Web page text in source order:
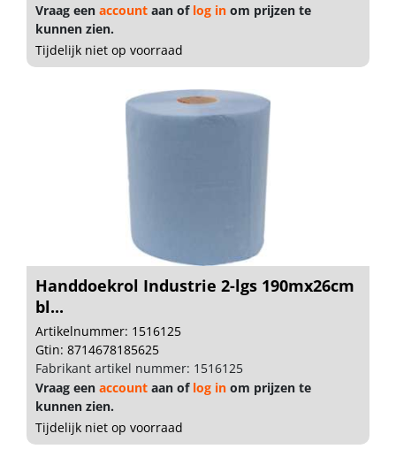
Vraag een account aan of log in om prijzen te
kunnen zien.
Tijdelijk niet op voorraad
Handdoekrol Industrie 2-lgs 190mx26cm
bl...
Artikelnummer: 1516125
Gtin: 8714678185625
Fabrikant artikel nummer: 1516125
Vraag een account aan of log in om prijzen te
kunnen zien.
Tijdelijk niet op voorraad